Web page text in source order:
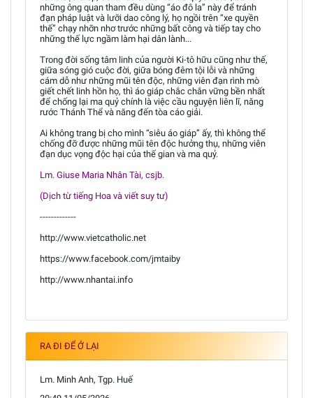
những ông quan tham đều dùng “áo đô la” này để tránh
đạn pháp luật và lưỡi dao công lý, họ ngồi trên “xe quyền
thế” chạy nhỡn nhơ trước những bất công và tiếp tay cho
những thế lực ngầm làm hại dân lành...
Trong đời sống tâm linh của người Ki-tô hữu cũng như thế,
giữa sóng gió cuộc đời, giữa bóng đêm tội lỗi và những
cám dỗ như những mũi tên độc, những viên đạn rình mò
giết chết linh hồn họ, thì áo giáp chắc chắn vững bền nhất
để chống lại ma quỷ chính là việc cầu nguyện liên lĩ, năng
rước Thánh Thể và năng đến tòa cáo giải.
Ai không trang bị cho mình “siêu áo giáp” ấy, thì không thể
chống đỡ được những mũi tên độc hưởng thụ, những viên
đạn dục vọng độc hại của thế gian và ma quỷ.
Lm. Giuse Maria Nhân Tài, csjb.
(Dịch từ tiếng Hoa và viết suy tư)
-------------
http://www.vietcatholic.net
https://www.facebook.com/jmtaiby
http://www.nhantai.info
RA ĐI ĐỂ Ở LẠI
Lm. Minh Anh, Tgp. Huế